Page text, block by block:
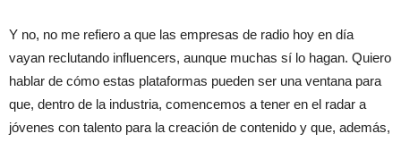
Y no, no me refiero a que las empresas de radio hoy en día
vayan reclutando influencers, aunque muchas sí lo hagan. Quiero
hablar de cómo estas plataformas pueden ser una ventana para
que, dentro de la industria, comencemos a tener en el radar a
jóvenes con talento para la creación de contenido y que, además,